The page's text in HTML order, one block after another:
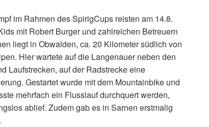
im Rahmen des SpirigCups reisten am 14.8.
mit Robert Burger und zahlreichen Betreuern
liegt in Obwalden, ca. 20 Kilometer südlich von
Hier wartete auf die Langenauer neben den
Laufstrecken, auf der Radstrecke eine
Gestartet wurde mit dem Mountainbike und
mehrfach ein Flusslauf durchquert werden,
ablief. Zudem gab es in Sarnen erstmalig